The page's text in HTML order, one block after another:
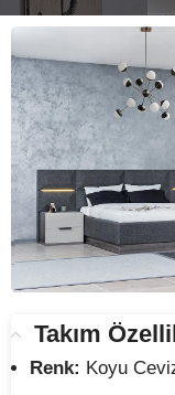
Takım
Renk: Koyu